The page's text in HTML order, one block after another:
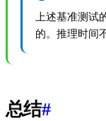
上述基准测试
的。推理时间
总结#